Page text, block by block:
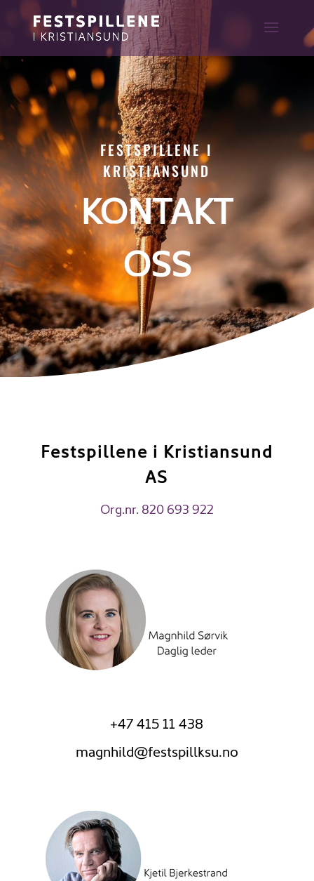
FESTSPILLENE I
KRISTIANSUND
KONTAKT
OSS
Festspillene i Kristiansund
AS
Org.nr. 820 693 922
+47 415 11 438
magnhild@festspillksu.no